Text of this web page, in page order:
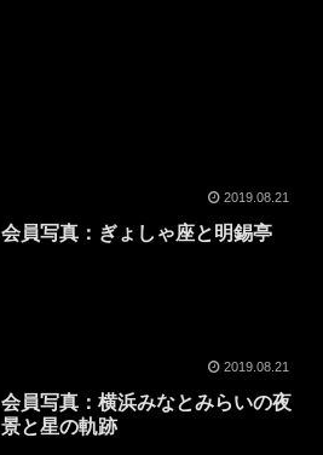
2019.08.21
会員写真：ぎょしゃ座と明錫亭
2019.08.21
会員写真：横浜みなとみらいの夜
景と星の軌跡